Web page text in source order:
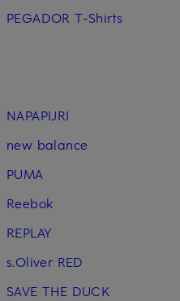
PEGADOR T-Shirts
NAPAPIJRI
new balance
PUMA
Reebok
REPLAY
s.Oliver RED
SAVE THE DUCK